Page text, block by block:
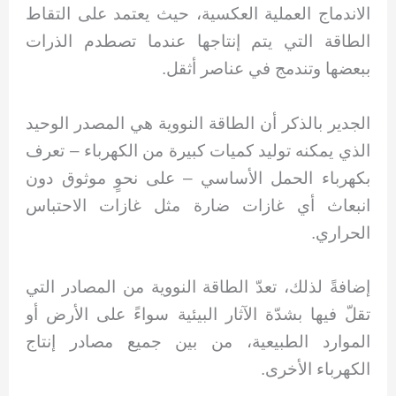
الاندماج العملية العكسية، حيث يعتمد على التقاط
الطاقة التي يتم إنتاجها عندما تصطدم الذرات
ببعضها وتندمج في عناصر أثقل.
الجدير بالذكر أن الطاقة النووية هي المصدر الوحيد
الذي يمكنه توليد كميات كبيرة من الكهرباء – تعرف
بكهرباء الحمل الأساسي – على نحوٍ موثوق دون
انبعاث أي غازات ضارة مثل غازات الاحتباس
الحراري.
إضافةً لذلك، تعدّ الطاقة النووية من المصادر التي
تقلّ فيها بشدّة الآثار البيئية سواءً على الأرض أو
الموارد الطبيعية، من بين جميع مصادر إنتاج
الكهرباء الأخرى.